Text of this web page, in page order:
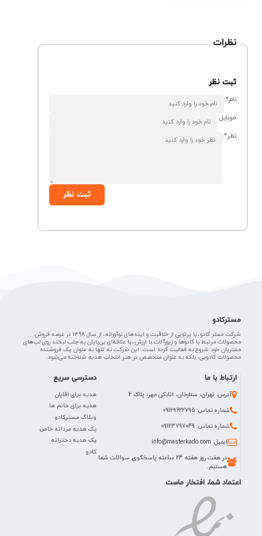
نظرات
ثبت نظر
نام*:
موبایل:
نظر*:
ثبت نظر
مسترکادو
شرکت مستر کادو، با پرتویی از خلاقیت و ایده‌های نوآورانه، از سال 1398 در عرصه فروش
محصولات مرتبط با کادوها و زیورآلات با ارزش، با علاقه‌ای بی‌پایان به جلب لبخند روی لب‌های
مشتریان خود شروع به فعالیت کرده است. این شرکت نه تنها به عنوان یک فروشنده
محصولات کادویی، بلکه به عنوان متخصص در هنر انتخاب هدیه شناخته می‌شود.
ارتباط با ما
آدرس: تهران، ستارخان، اتابکی مهر، پلاک 2
شماره تماس: 09129622795
شماره تماس: 09123797049
ایمیل: info@masterkado.com
در هفت روز هفته 24 ساعته پاسخگوی سوالات شما
هستیم.
دسترسی سریع
هدیه برای اقایان
هدیه برای خانم ها
وبلاگ مسترکادو
پک هدیه مردانه خاص
پک هدیه دخترانه
کادو
اعتماد شما، افتخار ماست